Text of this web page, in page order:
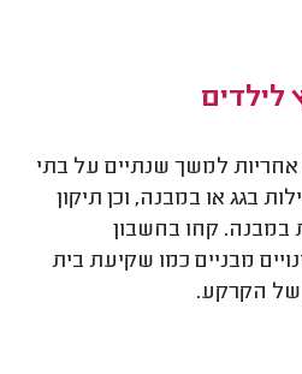
לילדים
אחריות למשך שנתיים על בתי
בגג או במבנה, וכן תיקון
במבנה. קחו בחשבון
מבניים כמו שקיעת בית
של הקרקע.